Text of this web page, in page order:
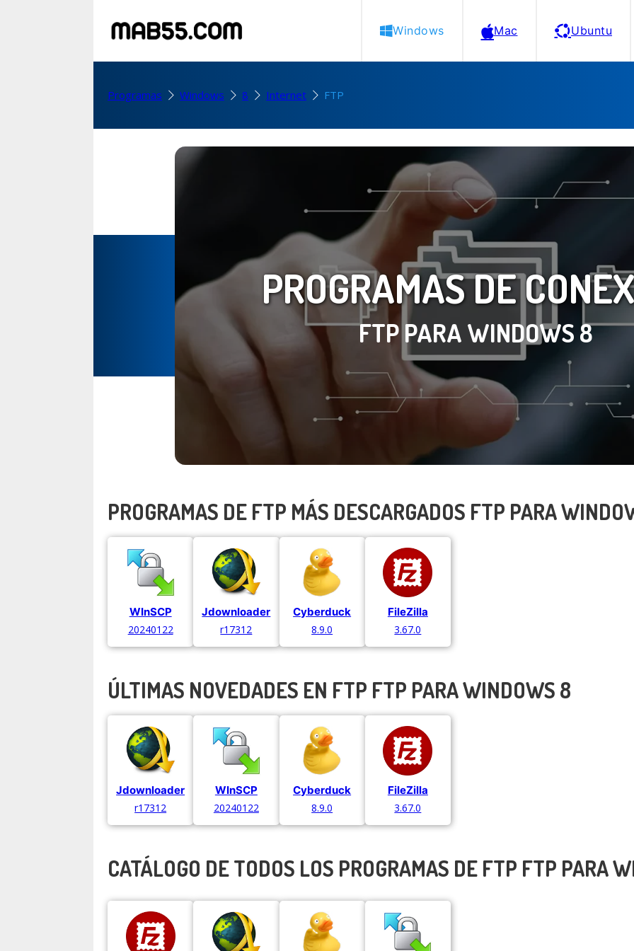
Windows Mac Ubuntu
Programas Windows 8 Internet FTP
PROGRAMAS DE
FTP PARA WINDOWS 8
PROGRAMAS DE FTP MÁS DESCARGADOS FTP PARA
WInSCP
20240122
Jdownloader
r17312
Cyberduck
8.9.0
FileZilla
3.67.0
ÚLTIMAS NOVEDADES EN FTP FTP PARA WINDOWS 8
Jdownloader
r17312
WInSCP
20240122
Cyberduck
8.9.0
FileZilla
3.67.0
CATÁLOGO DE TODOS LOS PROGRAMAS DE FTP FTP PARA